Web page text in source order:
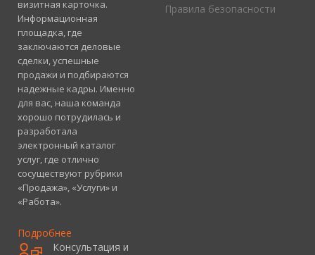
визитная карточка.
Информационная
площадка, где
заключаются деловые
сделки, успешные
продажи и подбираются
надежные кадры. Именно
для вас, наша команда
хорошо потрудилась и
разработала
электронный каталог
услуг, где отлично
сосуществуют рубрики
«Продажа», «Услуги» и
«Работа».
Подробнее
Правила безопасности
Консультация и